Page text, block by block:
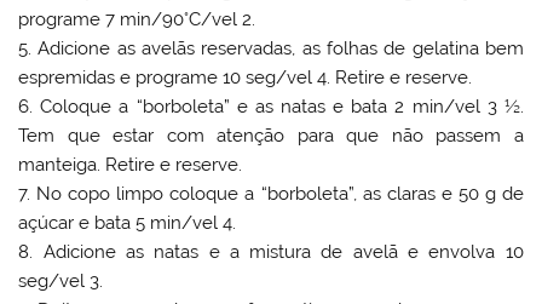
programe 7 min/90°C/vel 2.
5. Adicione as avelãs reservadas, as folhas de gelatina bem
espremidas e programe 10 seg/vel 4. Retire e reserve.
6. Coloque a “borboleta” e as natas e bata 2 min/vel 3 ½.
Tem que estar com atenção para que não passem a
manteiga. Retire e reserve.
7. No copo limpo coloque a “borboleta”, as claras e 50 g de
açúcar e bata 5 min/vel 4.
8. Adicione as natas e a mistura de avelã e envolva 10
seg/vel 3.